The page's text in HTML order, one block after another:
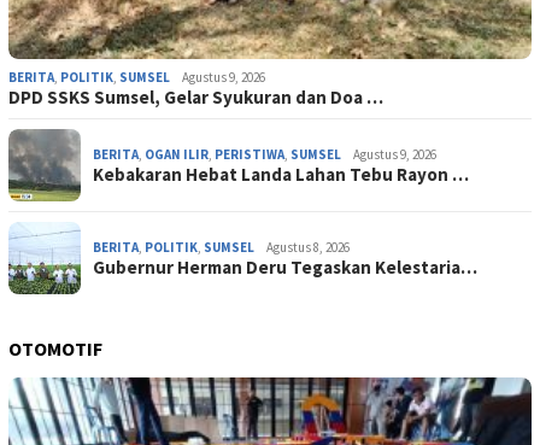
BERITA, POLITIK, SUMSEL Agustus 9, 2026
DPD SSKS Sumsel, Gelar Syukuran dan Doa …
BERITA, OGAN ILIR, PERISTIWA, SUMSEL Agustus 9, 2026
‎Kebakaran Hebat Landa Lahan Tebu Rayon …
BERITA, POLITIK, SUMSEL Agustus 8, 2026
Gubernur Herman Deru Tegaskan Kelestaria…
OTOMOTIF